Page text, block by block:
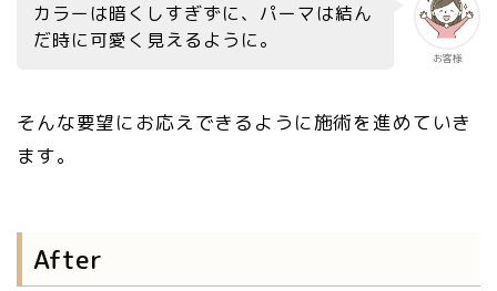
お客様
カラーは暗くしすぎずに、パーマは結ん
だ時に可愛く見えるように。
そんな要望にお応えできるように施術を進めていき
ます。
After